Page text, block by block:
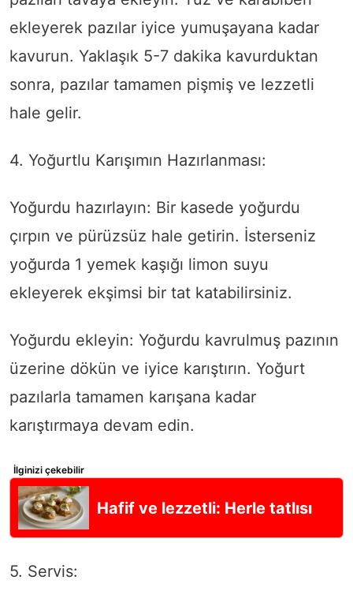
ekleyerek pazılar iyice yumuşayana kadar
kavurun. Yaklaşık 5-7 dakika kavurduktan
sonra, pazılar tamamen pişmiş ve lezzetli
hale gelir.
4. Yoğurtlu Karışımın Hazırlanması:
Yoğurdu hazırlayın: Bir kasede yoğurdu
çırpın ve pürüzsüz hale getirin. İsterseniz
yoğurda 1 yemek kaşığı limon suyu
ekleyerek ekşimsi bir tat katabilirsiniz.
Yoğurdu ekleyin: Yoğurdu kavrulmuş pazının
üzerine dökün ve iyice karıştırın. Yoğurt
pazılarla tamamen karışana kadar
karıştırmaya devam edin.
İlginizi çekebilir
Hafif ve lezzetli: Herle tatlısı
5. Servis: